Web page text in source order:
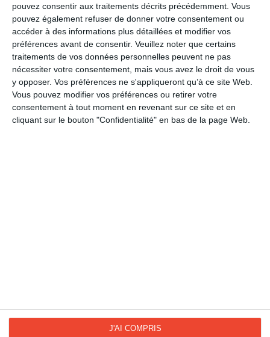
pouvez consentir aux traitements décrits précédemment. Vous
pouvez également refuser de donner votre consentement ou
accéder à des informations plus détaillées et modifier vos
préférences avant de consentir. Veuillez noter que certains
traitements de vos données personnelles peuvent ne pas
nécessiter votre consentement, mais vous avez le droit de vous
y opposer. Vos préférences ne s'appliqueront qu’à ce site Web.
Vous pouvez modifier vos préférences ou retirer votre
consentement à tout moment en revenant sur ce site et en
cliquant sur le bouton "Confidentialité" en bas de la page Web.
J'AI COMPRIS
Facebook, Twitter, WhatsApp, ...
VOIR D'AUTRES CARTES DANS
LES CATÉGORIES
Détente
Humour
INSTAGRAM
INSTAGRAM